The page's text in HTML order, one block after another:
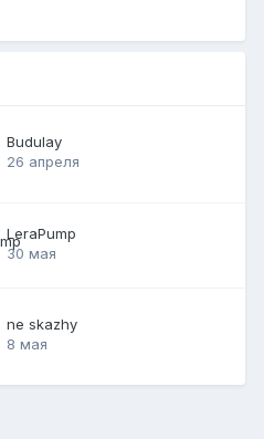
Budulay
26 апреля
LeraPump
30 мая
ne skazhy
8 мая